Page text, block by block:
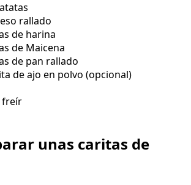
rallado
de harina
de Maicena
de pan rallado
de ajo en polvo (opcional)
freír
unas caritas de